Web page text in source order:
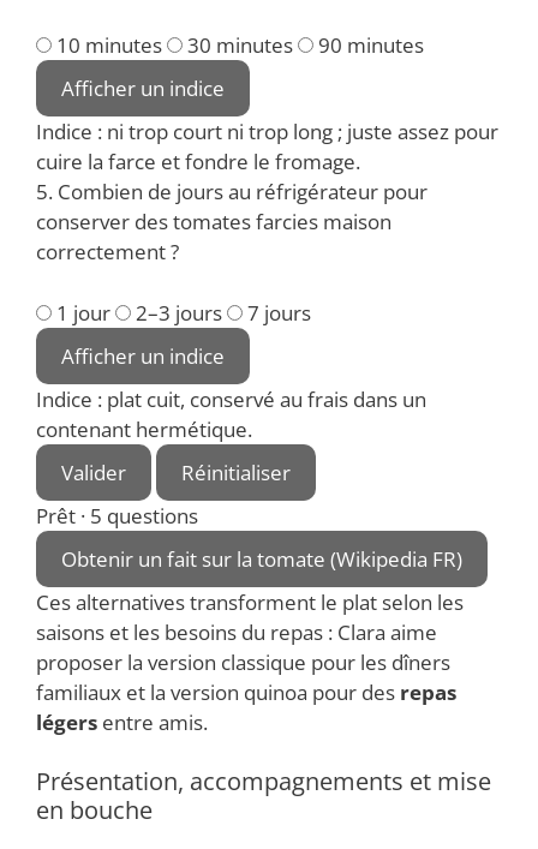
10 minutes 30 minutes
90 minutes
Afficher un indice
Indice : ni trop court ni trop long ; juste assez pour
cuire la farce et fondre le fromage.
5. Combien de jours au réfrigérateur pour
conserver des tomates farcies maison
correctement ?
1 jour 2–3 jours
7 jours
Afficher un indice
Indice : plat cuit, conservé au frais dans un
contenant hermétique.
Valider
Réinitialiser
Prêt · 5 questions
Obtenir un fait sur la tomate (Wikipedia FR)
Ces alternatives transforment le plat selon les
saisons et les besoins du repas : Clara aime
proposer la version classique pour les dîners
familiaux et la version quinoa pour des repas
légers entre amis.
Présentation, accompagnements et mise
en bouche